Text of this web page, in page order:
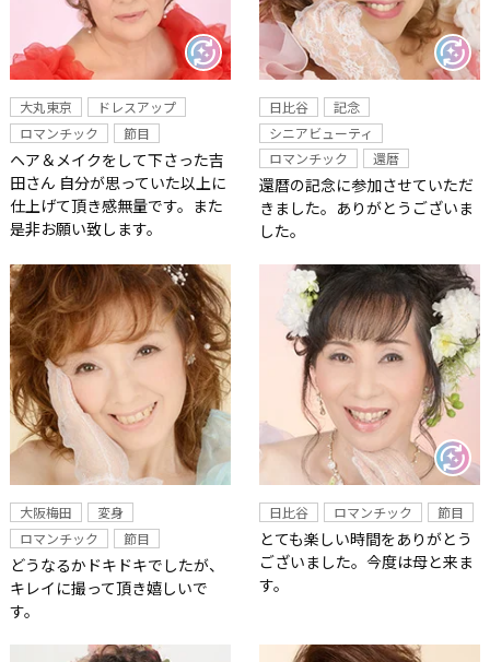
大丸東京
ドレスアップ
ロマンチック
節目
ヘア＆メイクをして下さった吉
田さん 自分が思っていた以上に
仕上げて頂き感無量です。また
是非お願い致します。
日比谷
記念
シニアビューティ
ロマンチック
還暦
還暦の記念に参加させていただ
きました。ありがとうございま
した。
大阪梅田
変身
ロマンチック
節目
どうなるかドキドキでしたが、
キレイに撮って頂き嬉しいで
す。
日比谷 ロマンチック 節目
とても楽しい時間をありがとう
ございました。今度は母と来ま
す。